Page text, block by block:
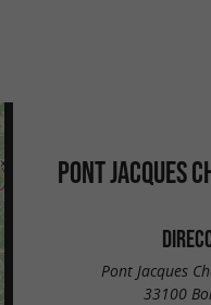
PONT JACQUES
Pont Jacques
33100